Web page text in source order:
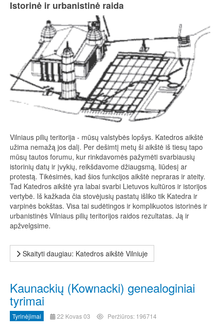
Istorinė ir urbanistinė raida
Vilniaus pilių teritorija - mūsų valstybės lopšys. Katedros aikštė
užima nemažą jos dalį. Per dešimtį metų ši aikštė iš tiesų tapo
mūsų tautos forumu, kur rinkdavomės pažymėti svarbiausių
istorinių datų ir įvykių, reikšdavome džiaugsmą, liūdesį ar
protestą. Tikėsimės, kad šios funkcijos aikštė nepraras ir ateity.
Tad Katedros aikštė yra labai svarbi Lietuvos kultūros ir istorijos
vertybė. Iš kažkada čia stovėjusių pastatų išliko tik Katedra ir
varpinės bokštas. Visa tai sudėtingos ir komplikuotos istorinės ir
urbanistinės Vilniaus pilių teritorijos raidos rezultatas. Ją ir
apžvelgsime.
Skaityti daugiau: Katedros aikštė Vilniuje
Kaunackių (Kownacki) genealoginiai
tyrimai
Tyrinėjimai 22 Kovas 03 Peržiūros: 196714